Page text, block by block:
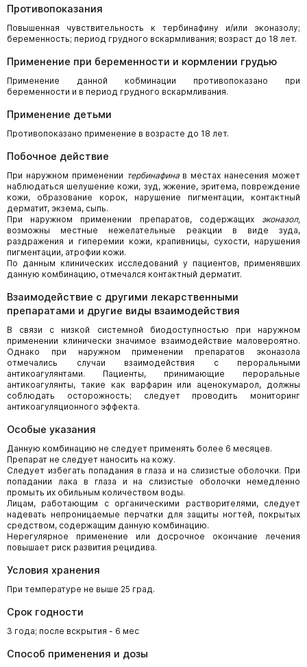
Противопоказания
Повышенная чувствительность к тербинафину и/или эконазолу;
беременность; период грудного вскармливания; возраст до 18 лет.
Применение при беременности и кормлении грудью
Применение данной кобминации противопоказано при
беременности и в период грудного вскармливания.
Применение детьми
Противопоказано применение в возрасте до 18 лет.
Побочное действие
При наружном применении тербинафинав местах нанесения может
наблюдаться шелушение кожи, зуд, жжение, эритема, повреждение
кожи, образование корок, нарушение пигментации, контактный
дерматит, экзема, сыпь.
При наружном применении препаратов, содержащих эконазол,
возможны местные нежелательные реакции в виде зуда,
раздражения и гиперемии кожи, крапивницы, сухости, нарушения
пигментации, атрофии кожи.
По данным клинических исследований у пациентов, применявших
данную комбинацию, отмечался контактный дерматит.
Взаимодействие с другими лекарственными
препаратами и другие виды взаимодействия
В связи с низкой системной биодоступностью при наружном
применении клинически значимое взаимодействие маловероятно.
Однако при наружном применении препаратов эконазола
отмечались случаи взаимодействия с пероральными
антикоагулянтами. Пациенты, принимающие пероральные
антикоагулянты, такие как варфарин или аценокумарол, должны
соблюдать осторожность; следует проводить мониторинг
антикоагуляционного эффекта.
Особые указания
Данную комбинацию не следует применять более 6 месяцев.
Препарат не следует наносить на кожу.
Следует избегать попадания в глаза и на слизистые оболочки. При
попадании лака в глаза и на слизистые оболочки немедленно
промыть их обильным количеством воды.
Лицам, работающим с органическими растворителями, следует
надевать непроницаемые перчатки для защиты ногтей, покрытых
средством, содержащим данную комбинацию.
Нерегулярное применение или досрочное окончание лечения
повышает риск развития рецидива.
Условия хранения
При температуре не выше 25 град.
Срок годности
3 года; после вскрытия - 6 мес
Способ применения и дозы